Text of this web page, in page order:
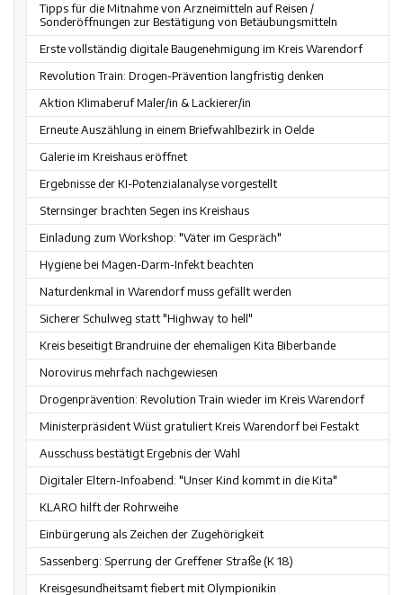
Tipps für die Mitnahme von Arzneimitteln auf Reisen /
Sonderöffnungen zur Bestätigung von Betäubungsmitteln
Erste vollständig digitale Baugenehmigung im Kreis Warendorf
Revolution Train: Drogen-Prävention langfristig denken
Aktion Klimaberuf Maler/in & Lackierer/in
Erneute Auszählung in einem Briefwahlbezirk in Oelde
Galerie im Kreishaus eröffnet
Ergebnisse der KI-Potenzialanalyse vorgestellt
Sternsinger brachten Segen ins Kreishaus
Einladung zum Workshop: "Väter im Gespräch"
Hygiene bei Magen-Darm-Infekt beachten
Naturdenkmal in Warendorf muss gefällt werden
Sicherer Schulweg statt "Highway to hell"
Kreis beseitigt Brandruine der ehemaligen Kita Biberbande
Norovirus mehrfach nachgewiesen
Drogenprävention: Revolution Train wieder im Kreis Warendorf
Ministerpräsident Wüst gratuliert Kreis Warendorf bei Festakt
Ausschuss bestätigt Ergebnis der Wahl
Digitaler Eltern-Infoabend: "Unser Kind kommt in die Kita"
KLARO hilft der Rohrweihe
Einbürgerung als Zeichen der Zugehörigkeit
Sassenberg: Sperrung der Greffener Straße (K 18)
Kreisgesundheitsamt fiebert mit Olympionikin